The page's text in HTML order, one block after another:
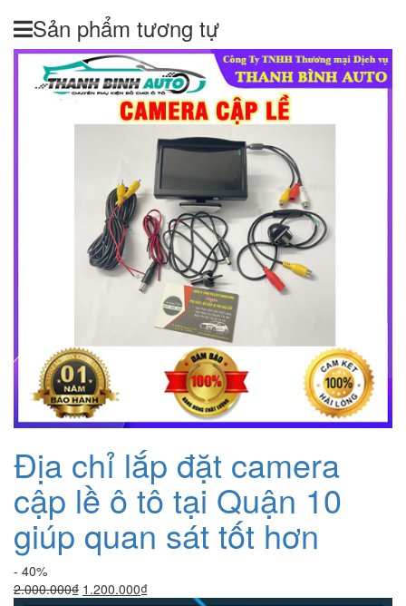
Sản phẩm tương tự
Địa chỉ lắp đặt camera
cập lề ô tô tại Quận 10
giúp quan sát tốt hơn
- 40%
2.000.000₫ Giá
1.200.000₫Giá